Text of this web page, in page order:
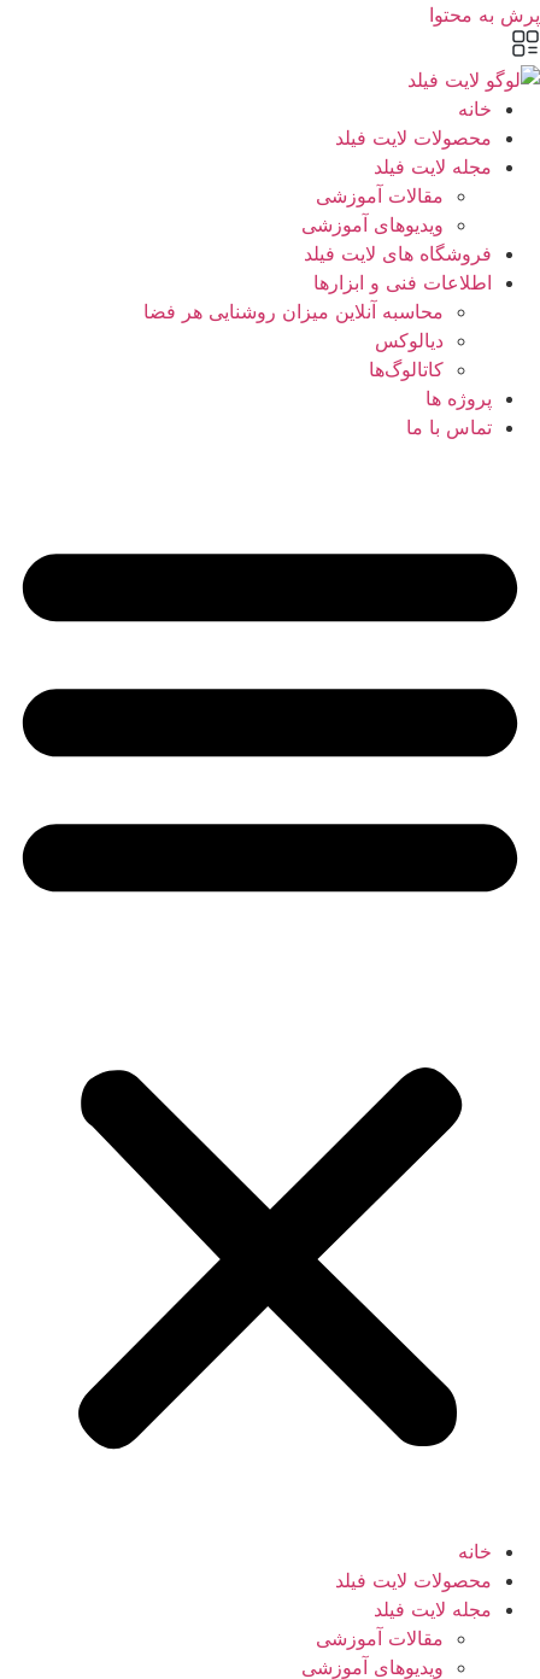
پرش به محتوا
خانه
محصولات لایت فیلد
مجله لایت فیلد
مقالات آموزشی
ویدیوهای آموزشی
فروشگاه های لایت فیلد
اطلاعات فنی و ابزارها
محاسبه آنلاین میزان روشنایی هر فضا
دیالوکس
کاتالوگ‌ها
پروژه ها
تماس با ما
خانه
محصولات لایت فیلد
مجله لایت فیلد
مقالات آموزشی
ویدیوهای آموزشی